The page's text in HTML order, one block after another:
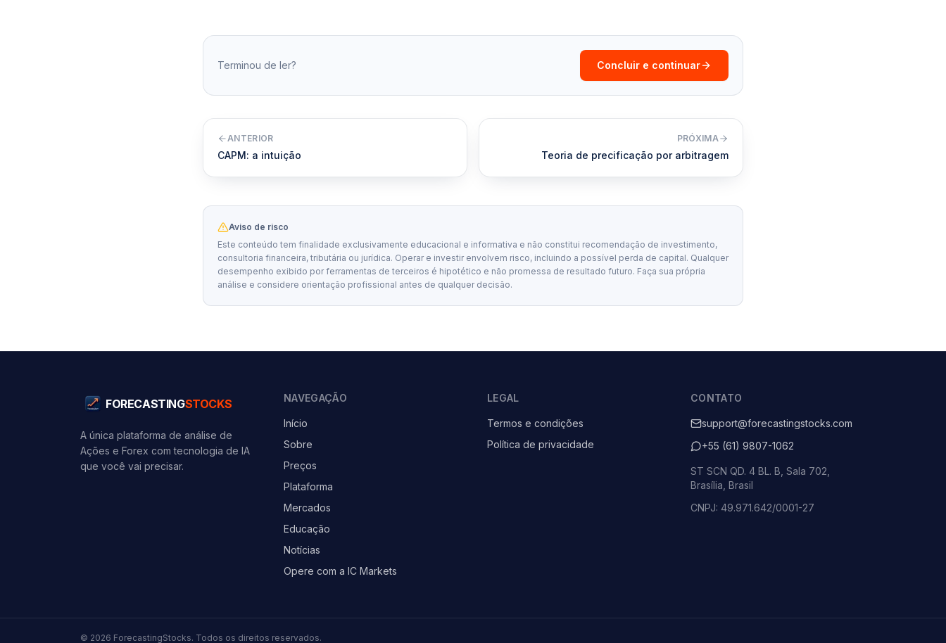
Terminou de ler? Concluir e continuar
ANTERIOR
CAPM: a intuição
PRÓXIMA
Teoria de precificação por arbitragem
Aviso de risco
Este conteúdo tem finalidade exclusivamente educacional e informativa e não constitui recomendação de investimento,
consultoria financeira, tributária ou jurídica. Operar e investir envolvem risco, incluindo a possível perda de capital. Qualquer
desempenho exibido por ferramentas de terceiros é hipotético e não promessa de resultado futuro. Faça sua própria
análise e considere orientação profissional antes de qualquer decisão.
FORECASTINGSTOCKS
A única plataforma de análise de
Ações e Forex com tecnologia de IA
que você vai precisar.
NAVEGAÇÃO
Início
Sobre
Preços
Plataforma
Mercados
Educação
Notícias
Opere com a IC Markets
LEGAL
Termos e condições
Política de privacidade
CONTATO
support@forecastingstocks.com
+55 (61) 9807-1062
ST SCN QD. 4 BL. B, Sala 702,
Brasília, Brasil
CNPJ: 49.971.642/0001-27
© 2026 ForecastingStocks. Todos os direitos reservados.